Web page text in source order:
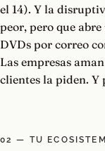
el 14). Y la
peor, pero que
DVDs por correo
Las empresas
clientes la piden. Y
02 — TU